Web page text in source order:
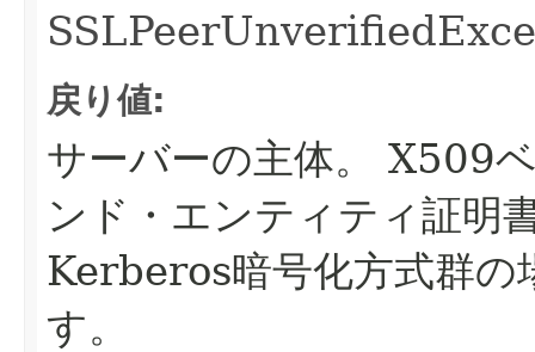
戻り値:
サーバーの主体。
X509
ンド・エンティティ証
Kerberos暗号化方式群
す。